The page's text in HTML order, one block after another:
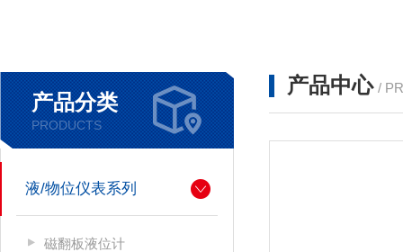
产品分类
PRODUCTS
液/物位仪表系列
磁翻板液位计
产品中心 /